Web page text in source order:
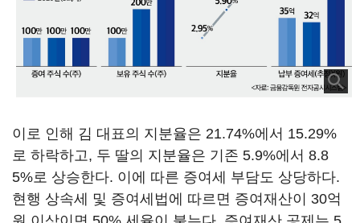
이로 인해 김 대표의 지분율은 21.74%에서 15.29%
로 하락하고, 두 딸의 지분율은 기존 5.9%에서 8.8
5%로 상승한다. 이에 따른 증여세 부담도 상당하다.
현행 상속세 및 증여세법에 따르면 증여재산이 30억